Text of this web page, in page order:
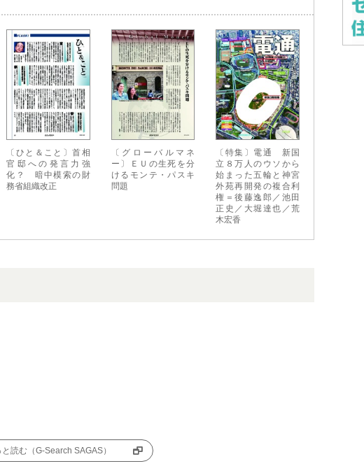
〔ひと＆こと〕首相
官邸への発言力強
化？ 暗中模索の財
務省組織改正
〔グローバルマネ
ー〕ＥＵの生死を分
けるモンテ・パスキ
問題
〔特集〕電通 新国
立８万人のウソから
始まった五輪と神宮
外苑再開発の複合利
権＝後藤逸郎／池田
正史／大堀達也／荒
木宏香
と読む（G-Search SAGAS）